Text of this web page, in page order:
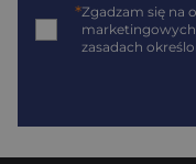
*Zgadzam się na
zasadach